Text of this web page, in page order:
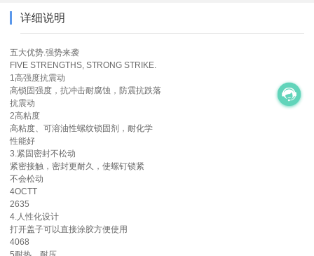
详细说明
五大优势.强势来袭
FIVE STRENGTHS, STRONG STRIKE.
1高强度抗震动
高锁固强度，抗冲击耐腐蚀，防震抗跌落
抗震动
2高粘度
高粘度、可溶油性螺纹锁固剂，耐化学
性能好
3.紧固密封不松动
紧密接触，密封更耐久，使螺钉锁紧
不会松动
4OCTT
2635
4.人性化设计
打开盖子可以直接涂胶方便使用
4068